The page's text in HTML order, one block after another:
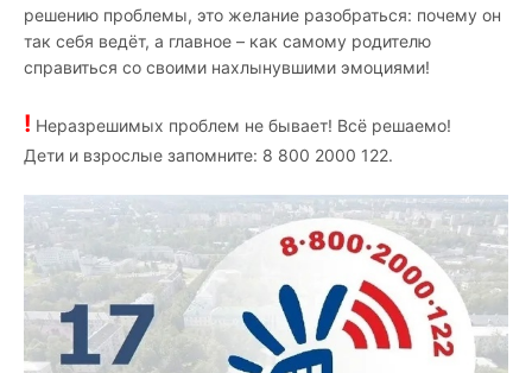
решению проблемы, это желание разобраться: почему он
так себя ведёт, а главное – как самому родителю
справиться со своими нахлынувшими эмоциями!
! Неразрешимых проблем не бывает! Всё решаемо!
Дети и взрослые запомните: 8 800 2000 122.